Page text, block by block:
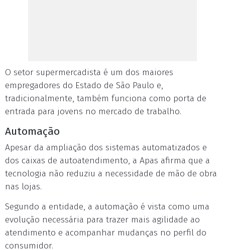
O setor supermercadista é um dos maiores
empregadores do Estado de São Paulo e,
tradicionalmente, também funciona como porta de
entrada para jovens no mercado de trabalho.
Automação
Apesar da ampliação dos sistemas automatizados e
dos caixas de autoatendimento, a Apas afirma que a
tecnologia não reduziu a necessidade de mão de obra
nas lojas.
Segundo a entidade, a automação é vista como uma
evolução necessária para trazer mais agilidade ao
atendimento e acompanhar mudanças no perfil do
consumidor.